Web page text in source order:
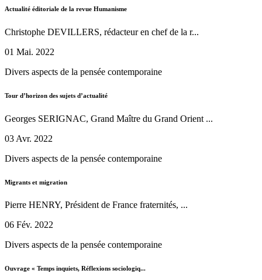
Actualité éditoriale de la revue Humanisme
Christophe DEVILLERS, rédacteur en chef de la r...
01 Mai. 2022
Divers aspects de la pensée contemporaine
Tour d’horizon des sujets d’actualité
Georges SERIGNAC, Grand Maître du Grand Orient ...
03 Avr. 2022
Divers aspects de la pensée contemporaine
Migrants et migration
Pierre HENRY, Président de France fraternités, ...
06 Fév. 2022
Divers aspects de la pensée contemporaine
Ouvrage « Temps inquiets, Réflexions sociologiq...